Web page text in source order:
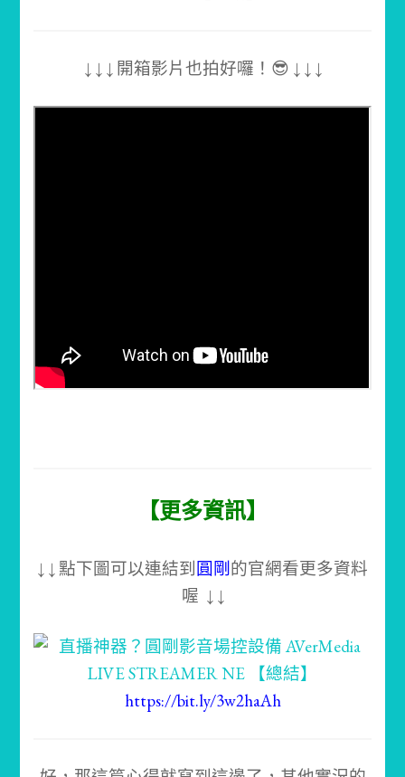
↓ ↓ ↓ 開箱影片也拍好囉！😎 ↓ ↓ ↓
【更多資訊】
↓ ↓ 點下圖可以連結到圓剛的官網看更多資料
喔 ↓ ↓
https://bit.ly/3w2haAh